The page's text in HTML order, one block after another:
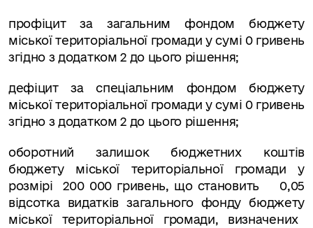
профіцит за загальним фондом бюджету
міської територіальної громади у сумі 0 гривень
згідно з додатком 2 до цього рішення;
дефіцит за спеціальним фондом бюджету
міської територіальної громади у сумі 0 гривень
згідно з додатком 2 до цього рішення;
оборотний залишокбюджетних коштів
бюджету міської територіальної громадиу
розмірі
200 000 гривень, що становить 0,05
відсотка видатків загального фонду бюджету
міської територіальної громади, визначених